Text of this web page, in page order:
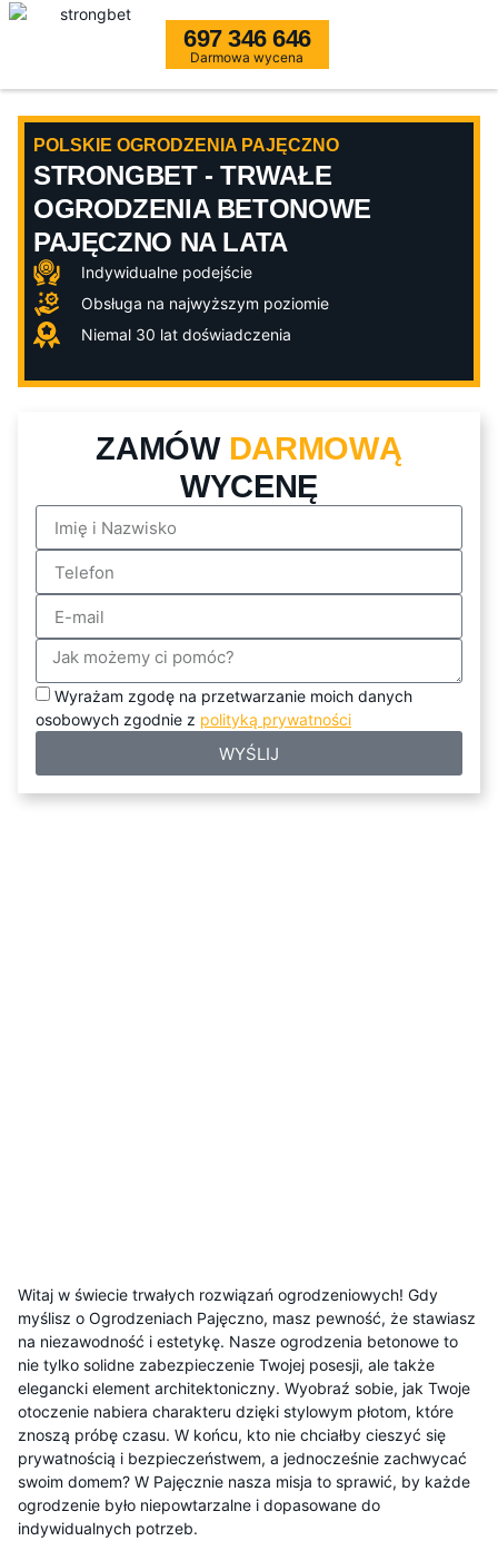
697 346 646
Darmowa wycena
POLSKIE OGRODZENIA PAJĘCZNO
STRONGBET - TRWAŁE
OGRODZENIA BETONOWE
PAJĘCZNO NA LATA
Indywidualne podejście
Obsługa na najwyższym poziomie
Niemal 30 lat doświadczenia
ZAMÓW DARMOWĄ
WYCENĘ
Wyrażam zgodę na przetwarzanie moich danych
osobowych zgodnie z polityką prywatności
WYŚLIJ
Witaj w świecie trwałych rozwiązań ogrodzeniowych! Gdy
myślisz o Ogrodzeniach Pajęczno, masz pewność, że stawiasz
na niezawodność i estetykę. Nasze ogrodzenia betonowe to
nie tylko solidne zabezpieczenie Twojej posesji, ale także
elegancki element architektoniczny. Wyobraź sobie, jak Twoje
otoczenie nabiera charakteru dzięki stylowym płotom, które
znoszą próbę czasu. W końcu, kto nie chciałby cieszyć się
prywatnością i bezpieczeństwem, a jednocześnie zachwycać
swoim domem? W Pajęcznie nasza misja to sprawić, by każde
ogrodzenie było niepowtarzalne i dopasowane do
indywidualnych potrzeb.